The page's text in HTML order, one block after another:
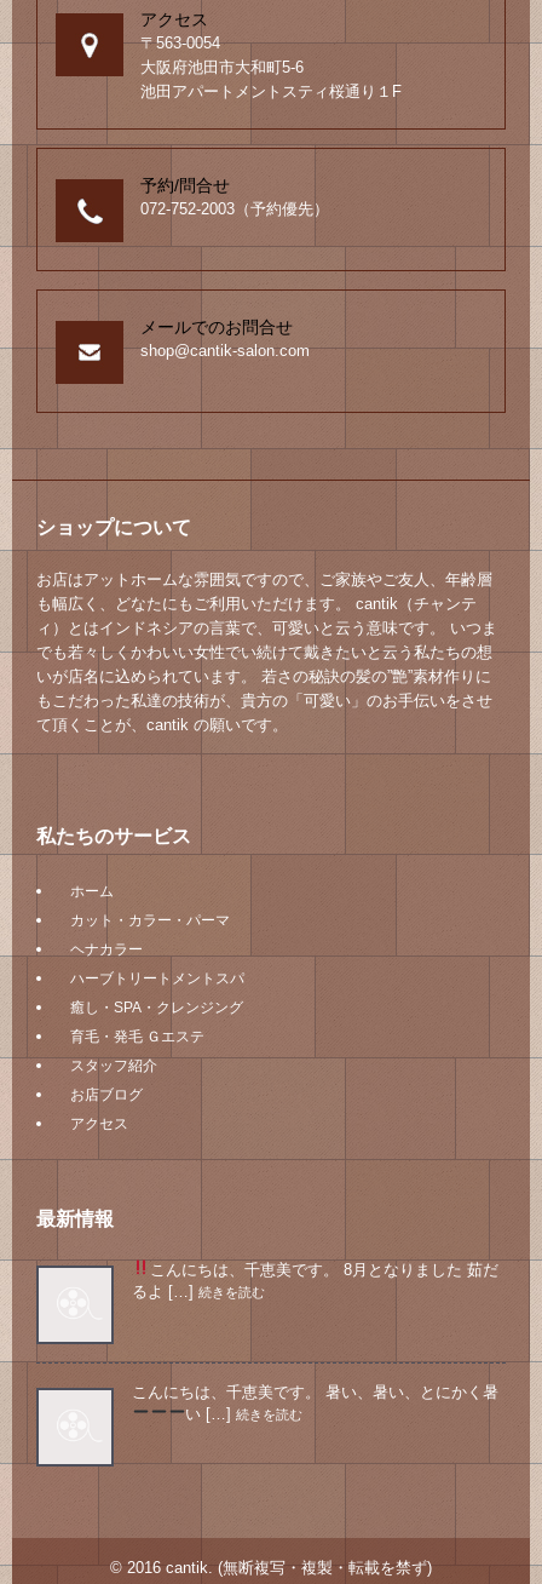
アクセス
〒563-0054
大阪府池田市大和町5-6
池田アパートメントスティ桜通り１F
予約/問合せ
072-752-2003（予約優先）
メールでのお問合せ
shop@cantik-salon.com
ショップについて
お店はアットホームな雰囲気ですので、ご家族やご友人、年齢層
も幅広く、どなたにもご利用いただけます。 cantik（チャンテ
ィ）とはインドネシアの言葉で、可愛いと云う意味です。 いつま
でも若々しくかわいい女性でい続けて戴きたいと云う私たちの想
いが店名に込められています。 若さの秘訣の髪の”艶”素材作りに
もこだわった私達の技術が、貴方の「可愛い」のお手伝いをさせ
て頂くことが、cantik の願いです。
私たちのサービス
ホーム
カット・カラー・パーマ
ヘナカラー
ハーブトリートメントスパ
癒し・SPA・クレンジング
育毛・発毛 Ｇエステ
スタッフ紹介
お店ブログ
アクセス
最新情報
こんにちは、千恵美です。 8月となりました 茹だ
るよ […] 続きを読む
こんにちは、千恵美です。 暑い、暑い、とにかく暑
い […] 続きを読む
© 2016 cantik. (無断複写・複製・転載を禁ず)